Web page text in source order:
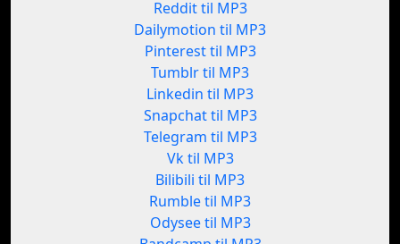
Reddit til MP3
Dailymotion til MP3
Pinterest til MP3
Tumblr til MP3
Linkedin til MP3
Snapchat til MP3
Telegram til MP3
Vk til MP3
Bilibili til MP3
Rumble til MP3
Odysee til MP3